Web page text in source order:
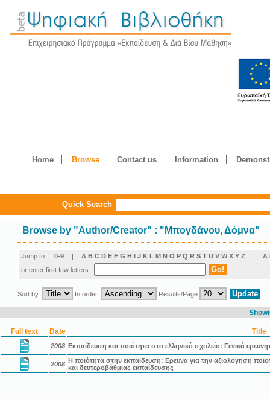
Home Browse Contact us Information
Quick Search
Browse by "Author/Creator" : "Μπογδάνου, Δόμνα"
Jump to: 0-9 | A B C D E F G H I J K L M N O P Q R S T U V W X Y Z | Α
or enter first few letters:
Sort by: In order: Results/Page
Full text Date Title
2008 Εκπαίδευση και ποιότητα στο ελληνικό σχολείο: Γενικά
2008 Η ποιότητα στην εκπαίδευση: Ερευνα για την αξιολόγηση
και δευτεροβάθμιας εκπαίδευσης